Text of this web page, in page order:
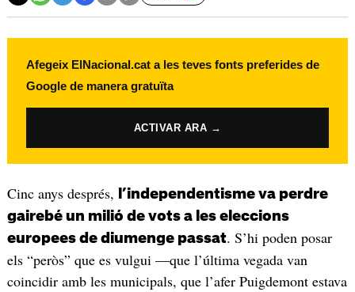
Afegeix ElNacional.cat a les teves fonts preferides de
Google de manera gratuïta
ACTIVAR ARA →
Cinc anys després,
l’independentisme va perdre
gairebé un milió de vots a les eleccions
europees de diumenge passat. S’hi poden posar
els “peròs” que es vulgui —que l’última vegada van
coincidir amb les municipals, que l’afer Puigdemont estava